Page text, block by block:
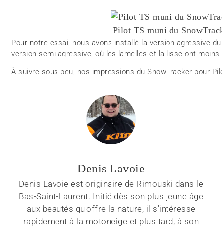
Pilot TS muni du
Pour notre essai, nous avons installé la version agressive
version semi-agressive, où les lamelles et la lisse ont
À suivre sous peu, nos impressions du SnowTracker pour
Denis Lavoie
Denis Lavoie est originaire de Rimouski dans le
Bas-Saint-Laurent. Initié dès son plus jeune âge
aux beautés qu'offre la nature, il s'intéresse
rapidement à la motoneige et plus tard, à son